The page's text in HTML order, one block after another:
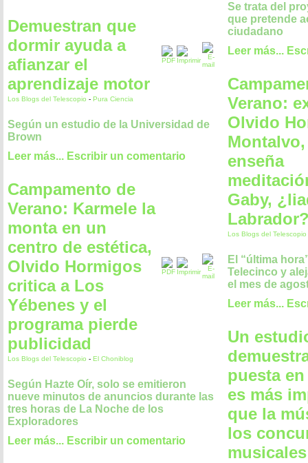
Demuestran que
dormir ayuda a
afianzar el
aprendizaje motor
Los Blogs del Telescopio - Pura Ciencia
Según un estudio de la Universidad de
Brown
Leer más... Escribir un comentario
Campamento de
Verano: Karmele la
monta en un
centro de estética,
Olvido Hormigos
critica a Los
Yébenes y el
programa pierde
publicidad
Los Blogs del Telescopio - El Choniblog
Según Hazte Oír, solo se emitieron
nueve minutos de anuncios durante las
tres horas de La Noche de los
Exploradores
Leer más... Escribir un comentario
Se trata del
que pretende
ciudadano
Leer más...
Verano:
Olvido
enseña
Gaby,
Los Blogs del Telescopio
El “última
Telecinco y
el mes de
Leer más...
Un
puesta
es más
que la
los
musicales